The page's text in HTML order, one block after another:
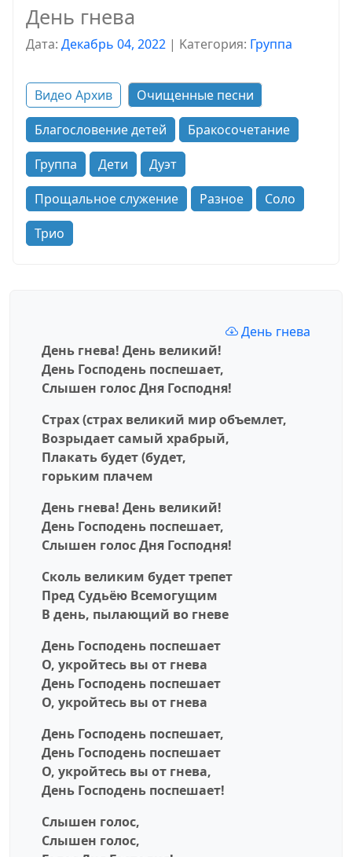
День гнева
Дата: Декабрь 04, 2022 | Kатегория: Группа
Видео Архив
Очищенные песни
Благословение детей
Бракосочетание
Группа
Дети
Дуэт
Прощальное служение
Разное
Соло
Трио
День гнева
День гнева! День великий!
День Господень поспешает,
Слышен голос Дня Господня!
Страх (страх великий мир объемлет,
Возрыдает самый храбрый,
Плакать будет (будет,
горьким плачем
День гнева! День великий!
День Господень поспешает,
Слышен голос Дня Господня!
Сколь великим будет трепет
Пред Судьёю Всемогущим
В день, пылающий во гневе
День Господень поспешает
О, укройтесь вы от гнева
День Господень поспешает
О, укройтесь вы от гнева
День Господень поспешает,
День Господень поспешает
О, укройтесь вы от гнева,
День Господень поспешает!
Слышен голос,
Слышен голос,